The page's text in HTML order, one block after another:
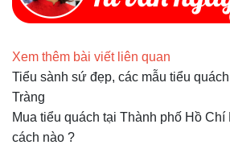
Xem thêm bài viết liên quan
Tiểu sành sứ đẹp, các mẫu tiểu
Tràng
Mua tiểu quách tại Thành phố Hồ Chí
cách nào ?